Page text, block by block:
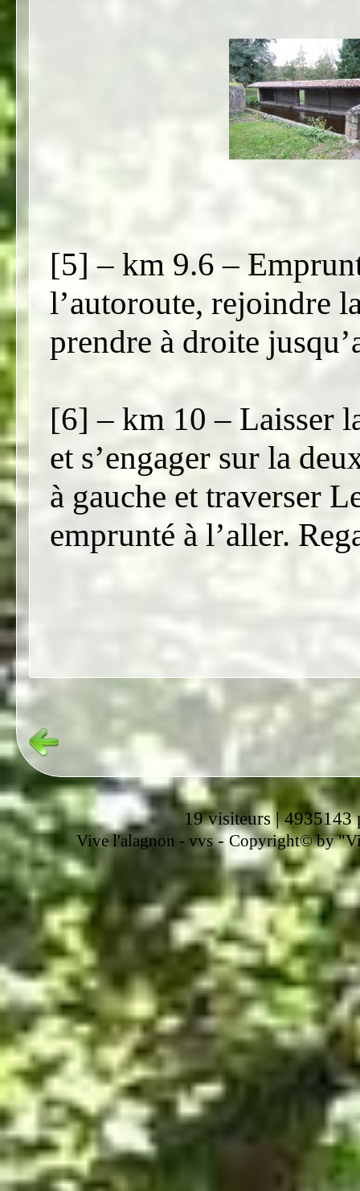
[5] – km 9.6 –
l’autoroute, rejoindre
prendre à droite
[6] – km 10 – Laisser
et s’engager sur la
à gauche et traverser
emprunté à l’aller.
19 visiteurs | 4935143
Vive l'alagnon - vvs-Copyright© by